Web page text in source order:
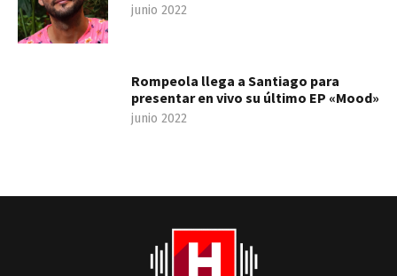
junio 2022
Rompeola llega a Santiago para
presentar en vivo su último EP «Mood»
junio 2022